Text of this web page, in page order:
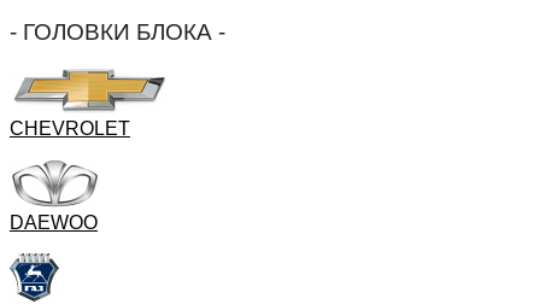
- ГОЛОВКИ БЛОКА -
CHEVROLET
DAEWOO